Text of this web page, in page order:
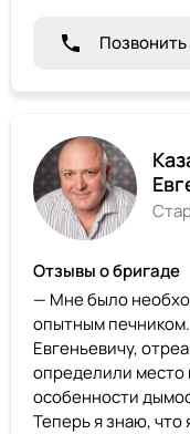
Позвонить
Отзывы о бригаде
— Мне было
опытным
Евгеньевичу,
определили место
особенности
Теперь я знаю, что